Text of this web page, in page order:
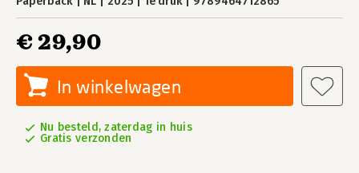
€ 29,90
In winkelwagen
Nu besteld, zaterdag in huis
Gratis verzonden